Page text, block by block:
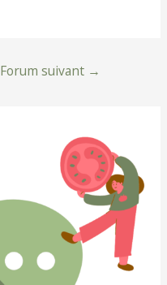
Forum suivant →